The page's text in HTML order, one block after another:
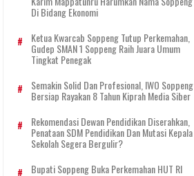
Di Bidang Ekonomi
Ketua Kwarcab Soppeng Tutup Perkemahan,
Gudep SMAN 1 Soppeng Raih Juara Umum
Tingkat Penegak
Semakin Solid Dan Profesional, IWO Soppeng
Bersiap Rayakan 8 Tahun Kiprah Media Siber
Rekomendasi Dewan Pendidikan Diserahkan,
Penataan SDM Pendidikan Dan Mutasi Kepala
Sekolah Segera Bergulir?
Bupati Soppeng Buka Perkemahan HUT RI